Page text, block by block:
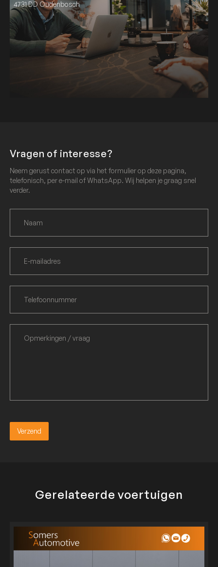
4731 DD Oudenbosch
Vragen of interesse?
Neem gerust contact op via het formulier op deze pagina,
telefonisch, per e-mail of WhatsApp. Wij helpen je graag snel
verder.
Verzend
Verzend
Gerelateerde voertuigen